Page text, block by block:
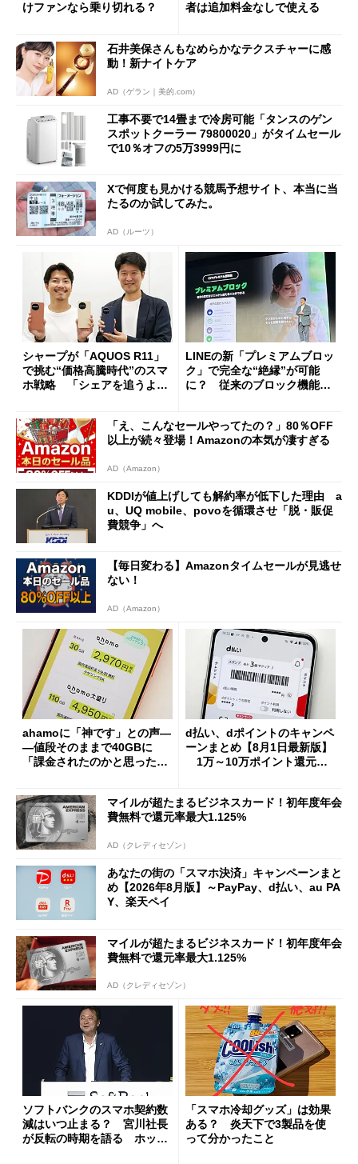
けファンなら乗り切れる？ 者は追加料金なしで使える
石井美保さんもなめらかなテクスチャーに感
動！新ナイトケア
AD（ゲラン｜美的.com）
工事不要で14畳まで冷房可能「タンスのゲン
スポットクーラー 79800020」がタイムセール
で10％オフの5万3999円に
Xで何度も見かける競馬予想サイト、本当に当
たるのか試してみた。
AD（ルーツ）
シャープが「AQUOS R11」
で挑む“価格高騰時代”のスマ
ホ戦略 「シェアを追うより
LINEの新「プレミアムブロッ
ク」で完全な“絶縁”が可能
に？ 従来のブロック機能と
「え、こんなセールやってたの？」80％OFF
以上が続々登場！Amazonの本気が凄すぎる
AD（Amazon）
KDDIが値上げしても解約率が低下した理由 a
u、UQ mobile、povoを循環させ「脱・販促
費競争」へ
【毎日変わる】Amazonタイムセールが見逃せ
ない！
AD（Amazon）
ahamoに「神です」との声―
―値段そのままで40GBに
「課金されたのかと思った」
d払い、dポイントのキャンペ
ーンまとめ【8月1日最新版】
1万～10万ポイント還元の
マイルが超たまるビジネスカード！初年度年会
費無料で還元率最大1.125%
AD（クレディセゾン）
あなたの街の「スマホ決済」キャンペーンまと
め【2026年8月版】～PayPay、d払い、au PA
Y、楽天ペイ
マイルが超たまるビジネスカード！初年度年会
費無料で還元率最大1.125%
AD（クレディセゾン）
ソフトバンクのスマホ契約数
減はいつ止まる？ 宮川社長
が反転の時期を語る ホッピ
「スマホ冷却グッズ」は効果
ある？ 炎天下で3製品を使
って分かったこと